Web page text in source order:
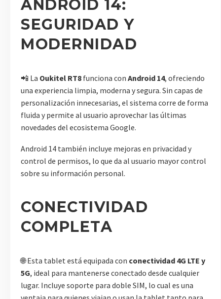
ANDROID 14:
SEGURIDAD Y
MODERNIDAD
📲 La Oukitel RT8 funciona con Android 14, ofreciendo
una experiencia limpia, moderna y segura. Sin capas de
personalización innecesarias, el sistema corre de forma
fluida y permite al usuario aprovechar las últimas
novedades del ecosistema Google.
Android 14 también incluye mejoras en privacidad y
control de permisos, lo que da al usuario mayor control
sobre su información personal.
CONECTIVIDAD
COMPLETA
🌐 Esta tablet está equipada con conectividad 4G LTE y
5G, ideal para mantenerse conectado desde cualquier
lugar. Incluye soporte para doble SIM, lo cual es una